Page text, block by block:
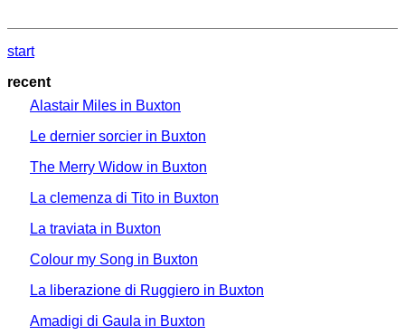
start
recent
Alastair Miles in Buxton
Le dernier sorcier in Buxton
The Merry Widow in Buxton
La clemenza di Tito in Buxton
La traviata in Buxton
Colour my Song in Buxton
La liberazione di Ruggiero in Buxton
Amadigi di Gaula in Buxton